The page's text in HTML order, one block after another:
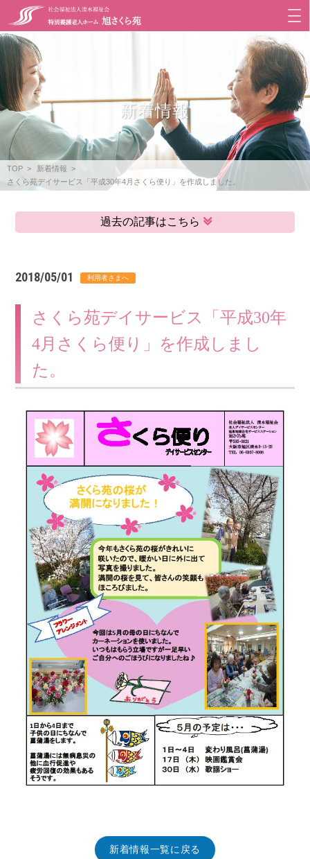
新着情報
TOP
新着情報
さくら苑デイサービス「平成30年4月さくら便り」を作成しました。
過去の記事はこちら
2018/05/01
さくら苑デイサービス「平成30年
4月さくら便り」を作成しまし
た。
新着情報一覧に戻る